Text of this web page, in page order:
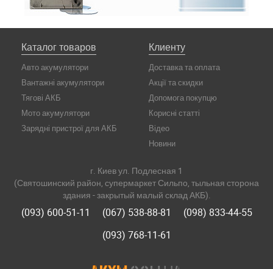
Каталог товаров
Авто акумулятори
Вантажні акумулятори
Тягові АКБ
Мото акумулятори
Зарядні пристрої для АКБ
Клиенту
Доставка та оплата
Акції та скидки
Допомога покупцю
Корисні статті
Відео
Новини
г. Киев ул. Подлесная 1
(Святошинский район, супермаркет Сильпо, тыльная сторона
здания - закрытый малый склад АКБ).
(093) 600-51-11 (067) 538-88-81
(098) 833-44-55
(093) 768-11-61